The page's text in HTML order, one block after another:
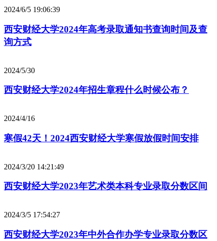
2024/6/5 19:06:39
西安财经大学2024年高考录取通知书查询时间及查
询方式
2024/5/30
西安财经大学2024年招生章程什么时候公布？
2024/4/16
寒假42天！2024西安财经大学寒假放假时间安排
2024/3/20 14:21:49
西安财经大学2023年艺术类本科专业录取分数区间
2024/3/5 17:54:27
西安财经大学2023年中外合作办学专业录取分数区